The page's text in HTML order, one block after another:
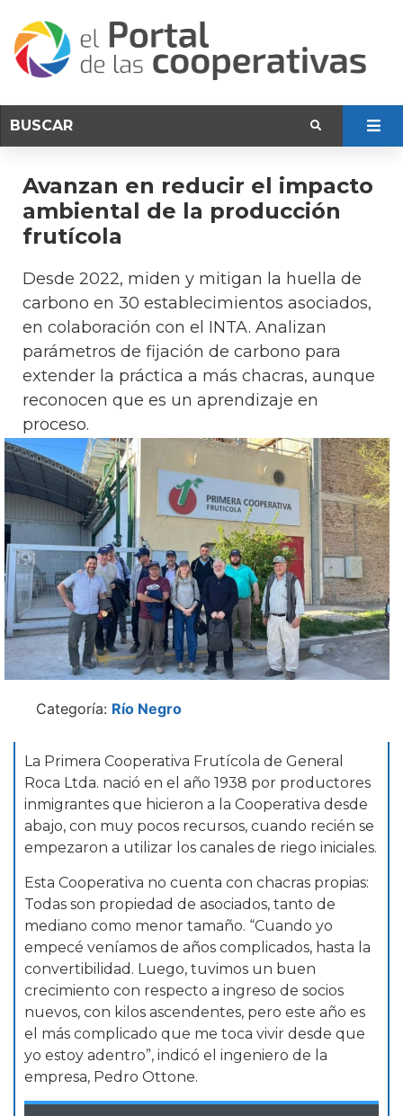
Avanzan en reducir el impacto
ambiental de la producción
frutícola
Desde 2022, miden y mitigan la huella de
carbono en 30 establecimientos asociados,
en colaboración con el INTA. Analizan
parámetros de fijación de carbono para
extender la práctica a más chacras, aunque
reconocen que es un aprendizaje en
proceso.
Categoría: Río Negro
La Primera Cooperativa Frutícola de General
Roca Ltda. nació en el año 1938 por productores
inmigrantes que hicieron a la Cooperativa desde
abajo, con muy pocos recursos, cuando recién se
empezaron a utilizar los canales de riego iniciales.
Esta Cooperativa no cuenta con chacras propias:
Todas son propiedad de asociados, tanto de
mediano como menor tamaño. “Cuando yo
empecé veníamos de años complicados, hasta la
convertibilidad. Luego, tuvimos un buen
crecimiento con respecto a ingreso de socios
nuevos, con kilos ascendentes, pero este año es
el más complicado que me toca vivir desde que
yo estoy adentro”, indicó el ingeniero de la
empresa, Pedro Ottone.